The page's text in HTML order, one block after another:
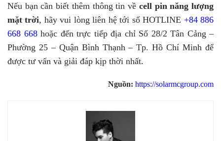
Nếu bạn cần biết thêm thông tin về cell pin năng lượng
mặt trời, hãy vui lòng liên hệ tới số HOTLINE +84 886
668 668hoặc đến trực tiếp địa chỉ Số 28/2 Tân Cảng –
Phường 25 – Quận Bình Thạnh – Tp. Hồ Chí Minh để
được tư vấn và giải đáp kịp thời nhất.
Nguồn: https://solarmcgroup.com